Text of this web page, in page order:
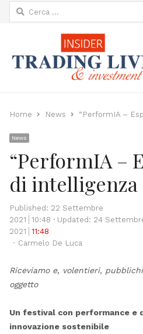
Ricerca
per:
Home News “PerformIA –
News
“PerformIA –
di
Published: 22 Settembre
2021
10:48
Updated: 24
2021
11:48
Author
Carmelo De Luca
Riceviamo e, volentieri,
oggetto
Un festival con performance e
innovazione sostenibile